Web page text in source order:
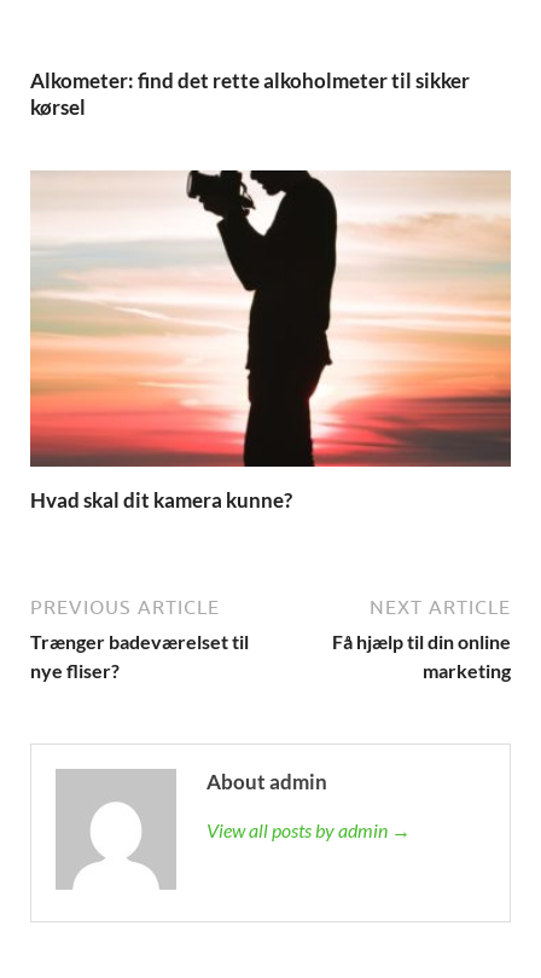
Alkometer: find det rette alkoholmeter til sikker
kørsel
Hvad skal dit kamera kunne?
PREVIOUS ARTICLE
Trænger badeværelset til
nye fliser?
NEXT ARTICLE
Få hjælp til din online
marketing
About admin
View all posts by admin →